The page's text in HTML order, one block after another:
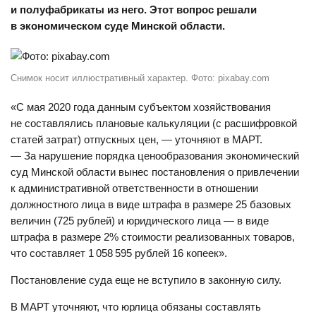
и полуфабрикаты из него. Этот вопрос решали
в экономическом суде Минской области.
Снимок носит иллюстративный характер. Фото: pixabay.com
«С мая 2020 года данным субъектом хозяйствования
не составлялись плановые калькуляции (с расшифровкой
статей затрат) отпускных цен, — уточняют в МАРТ.
— За нарушение порядка ценообразования экономический
суд Минской области вынес постановления о привлечении
к административной ответственности в отношении
должностного лица в виде штрафа в размере 25 базовых
величин (725 рублей) и юридического лица — в виде
штрафа в размере 2% стоимости реализованных товаров,
что составляет 1 058 595 рублей 16 копеек».
Постановление суда еще не вступило в законную силу.
В МАРТ уточняют, что юрлица обязаны составлять